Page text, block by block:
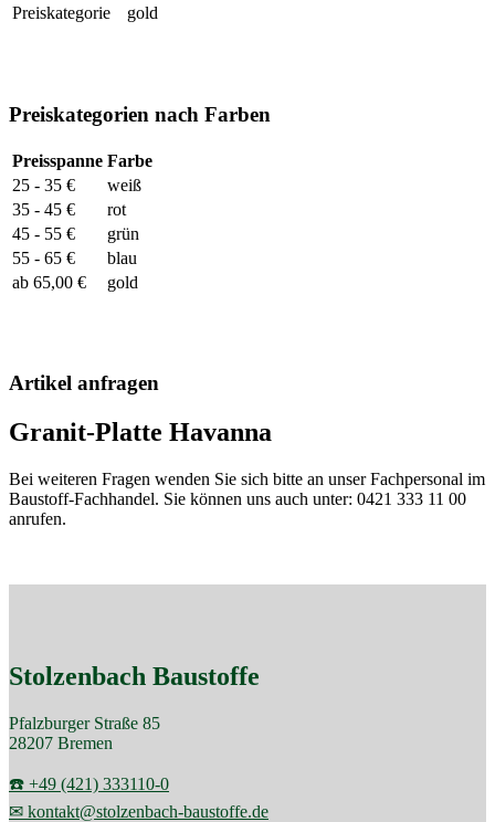
Preiskategorie
gold
Preiskategorien nach Farben
Preisspanne Farbe
25 - 35 €
weiß
35 - 45 €
rot
45 - 55 €
grün
55 - 65 €
blau
ab 65,00 €
gold
Artikel anfragen
Granit-Platte Havanna
Bei weiteren Fragen wenden Sie sich bitte an unser Fachpersonal im
Baustoff-Fachhandel. Sie können uns auch unter: 0421 333 11 00
anrufen.
Stolzenbach Baustoffe
Pfalzburger Straße 85
28207 Bremen
☎️ +49 (421) 333110-0
✉ kontakt@stolzenbach-baustoffe.de